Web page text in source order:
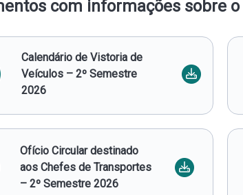
com informações sobre
Calendário de Vistoria de
Veículos – 2º Semestre
2026
Ofício Circular destinado
aos Chefes de Transportes
– 2º Semestre 2026